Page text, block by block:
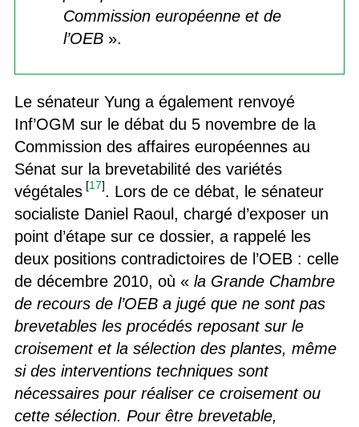
Commission européenne et de
l’OEB».
Le sénateur Yung a également renvoyé
Inf’OGM sur le débat du 5 novembre de la
Commission des affaires européennes au
Sénat sur la brevetabilité des variétés
végétales [17]. Lors de ce débat, le sénateur
socialiste Daniel Raoul, chargé d’exposer un
point d’étape sur ce dossier, a rappelé les
deux positions contradictoires de l’OEB : celle
de décembre 2010, où « la Grande Chambre
de recours de l’OEB a jugé que ne sont pas
brevetables les procédés reposant sur le
croisement et la sélection des plantes, même
si des interventions techniques sont
nécessaires pour réaliser ce croisement ou
cette sélection. Pour être brevetable,